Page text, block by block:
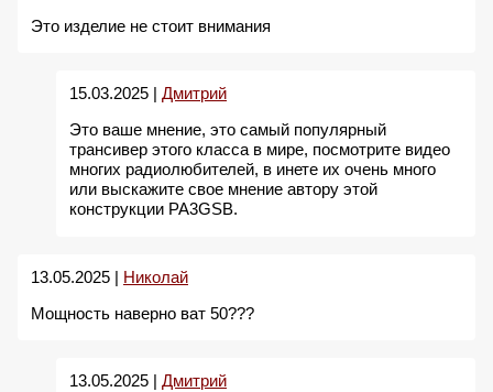
Это изделие не стоит внимания
15.03.2025 | Дмитрий
Это ваше мнение, это самый популярный
трансивер этого класса в мире, посмотрите видео
многих радиолюбителей, в инете их очень много
или выскажите свое мнение автору этой
конструкции PA3GSB.
13.05.2025 | Николай
Мощность наверно ват 50???
13.05.2025 | Дмитрий